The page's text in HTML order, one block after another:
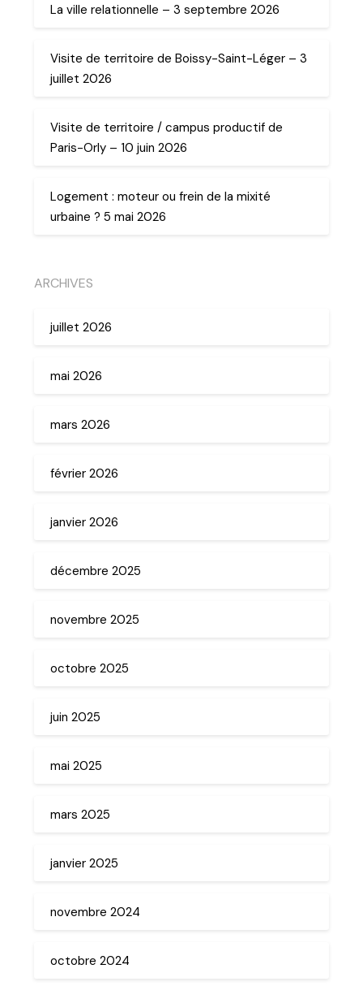
La ville relationnelle – 3 septembre 2026
Visite de territoire de Boissy-Saint-Léger – 3
juillet 2026
Visite de territoire / campus productif de
Paris-Orly – 10 juin 2026
Logement : moteur ou frein de la mixité
urbaine ? 5 mai 2026
ARCHIVES
juillet 2026
mai 2026
mars 2026
février 2026
janvier 2026
décembre 2025
novembre 2025
octobre 2025
juin 2025
mai 2025
mars 2025
janvier 2025
novembre 2024
octobre 2024